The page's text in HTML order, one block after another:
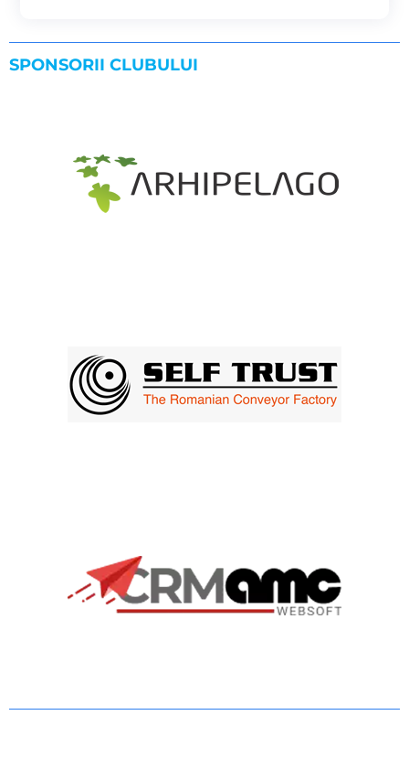
SPONSORII CLUBULUI